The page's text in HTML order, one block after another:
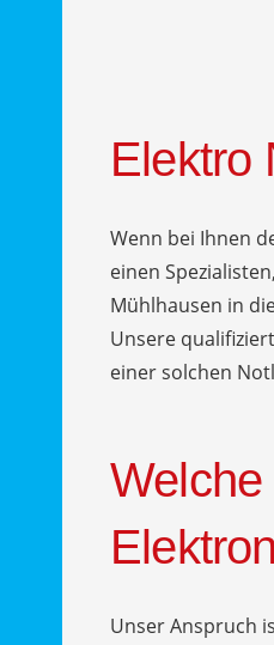
Elektro
Wenn bei Ihnen
einen
Mühlhausen in
Unsere
einer solchen
Unser Anspruch